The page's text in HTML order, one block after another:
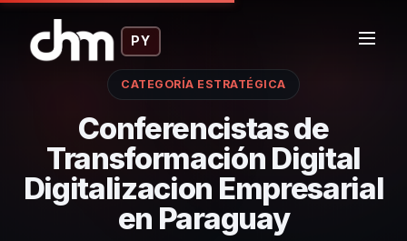
PY
CATEGORÍA ESTRATÉGICA
Conferencistas de
Transformación Digital
Digitalizacion Empresarial
en Paraguay